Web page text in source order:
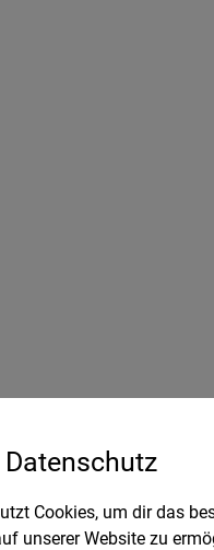
Cookies, um dir das
unserer Website zu